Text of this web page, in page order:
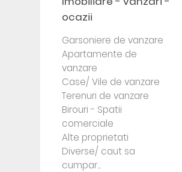
ocazii
Garsoniere de vanzare
Apartamente de
vanzare
Case/ Vile de vanzare
Terenuri de vanzare
Birouri - Spatii
comerciale
Alte proprietati
Diverse/ caut sa
cumpar...